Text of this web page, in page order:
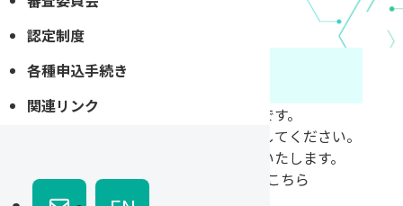
ホーム»MailPoetページ
MailPoetページ
こちらは、会員限定のお知らせです。
会員の方は、下記からログインしてください。
非会員の方は新規登録をお願いいたします。
会員ログイン・新規登録はこちら
認定制度
各種申込手続き
関連リンク